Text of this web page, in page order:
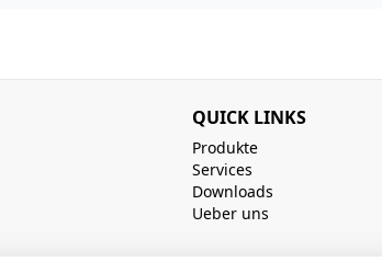
QUICK LINKS
Produkte
Services
Downloads
Ueber uns